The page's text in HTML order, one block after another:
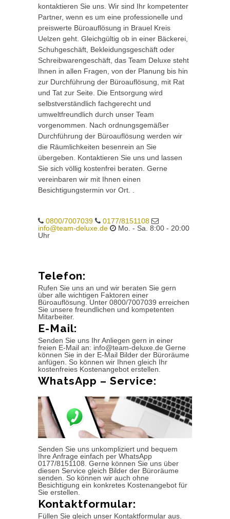
kontaktieren Sie uns. Wir sind Ihr kompetenter
Partner, wenn es um eine professionelle und
preiswerte Büroauflösung in Brauel Kreis
Uelzen geht. Gleichgültig ob in einer Bäckerei,
Schuhgeschäft, Bekleidungsgeschäft oder
Schreibwarengeschäft, das Team Deluxe steht
Ihnen in allen Fragen, von der Planung bis hin
zur Durchführung der Büroauflösung, mit Rat
und Tat zur Seite. Die Entsorgung wird
selbstverständlich fachgerecht und
umweltfreundlich durch unser Team
vorgenommen. Nach ordnungsgemäßer
Durchführung der Büroauflösung werden wir
die Räumlichkeiten besenrein an Sie
übergeben. Kontaktieren Sie uns und lassen
Sie sich völlig kostenfrei beraten. Gerne
vereinbaren wir mit Ihnen einen
Besichtigungstermin vor Ort. .
0800/7007039
0177/8151108
info@team-deluxe.de
Mo. - Sa. 8:00 - 20:00
Uhr
Telefon:
Rufen Sie uns an und wir beraten Sie gern
über alle wichtigen Faktoren einer
Büroauflösung. Unter 0800/7007039 erreichen
Sie unsere freundlichen und kompetenten
Mitarbeiter.
E-Mail:
Senden Sie uns Ihr Anliegen gern in einer
freien E-Mail an: info@team-deluxe.de Gerne
können Sie in der E-Mail Bilder der Büroräume
anfügen. So können wir Ihnen gleich Ihr
kostenfreies Kostenangebot erstellen.
WhatsApp – Service:
Senden Sie uns unkompliziert und bequem
Ihre Anfrage einfach per WhatsApp
0177/8151108. Gerne können Sie uns über
diesen Service gleich Bilder der Büroräume
senden. So können wir auch ohne
Besichtigung ein konkretes Kostenangebot für
Sie erstellen.
Kontaktformular:
Füllen Sie gleich unser Kontaktformular aus.